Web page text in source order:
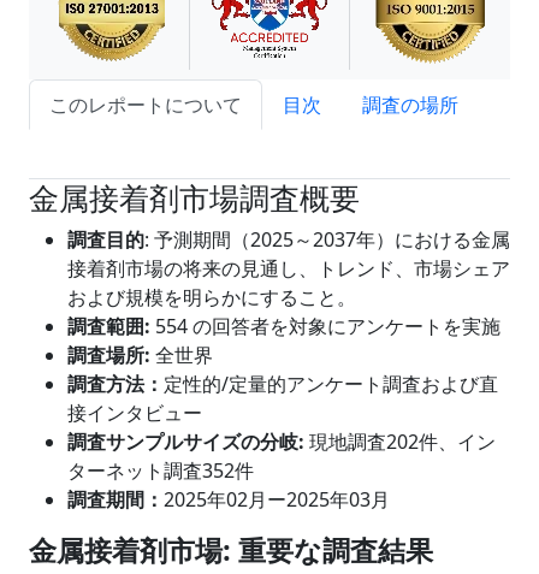
このレポートについて 目次
調査の場所
金属接着剤市場調査概要
調査目的: 予測期間（2025～2037年）における金属
接着剤市場の将来の見通し、トレンド、市場シェア
および規模を明らかにすること。
調査範囲: 554 の回答者を対象にアンケートを実施
調査場所: 全世界
調査方法： 定性的/定量的アンケート調査および直
接インタビュー
調査サンプルサイズの分岐: 現地調査202件、イン
ターネット調査352件
調査期間： 2025年02月ー2025年03月
金属接着剤市場: 重要な調査結果